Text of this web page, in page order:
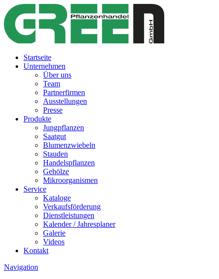
Startseite
Unternehmen
Über uns
Team
Partnerfirmen
Ausstellungen
Presse
Produkte
Jungpflanzen
Saatgut
Blumenzwiebeln
Stauden
Handelspflanzen
Gehölze
Mikroorganismen
Service
Kataloge
Verkaufsförderung
Dienstleistungen
Kalender / Jahresplaner
Galerie
Videos
Kontakt
Navigation